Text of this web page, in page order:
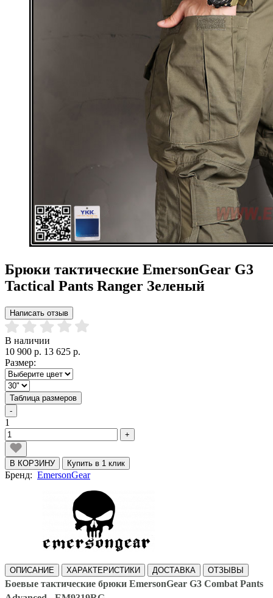
Брюки тактические EmersonGear G3
Tactical Pants Ranger Зеленый
Написать отзыв
В наличии
10 900 р. 13 625 р.
Размер:
Таблица размеров
-
1
+
В КОРЗИНУ Купить в 1 клик
Бренд: EmersonGear
ОПИСАНИЕ ХАРАКТЕРИСТИКИ ДОСТАВКА ОТЗЫВЫ
Боевые тактические брюки EmersonGear G3 Combat Pants